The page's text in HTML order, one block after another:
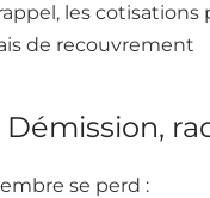
les
de recouvrement
Démission,
se perd :